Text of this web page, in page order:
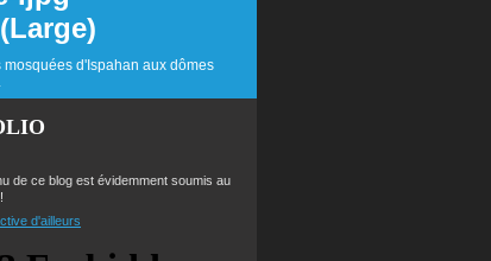
d'Ispahan aux dômes
de ce blog est évidemment soumis au
d'ailleurs